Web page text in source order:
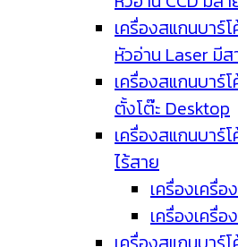
เครื่องสแกนบาร์
หัวอ่าน Laser มี
เครื่องสแกนบาร์
ตั้งโต๊ะ Desktop
เครื่องสแกนบาร์
ไร้สาย
เครื่องเครื่อ
เครื่องเครื่อ